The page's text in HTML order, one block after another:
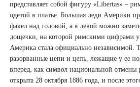
представляет собой фигуру «Libertas» –
одетой в платье. Большая леди Америки
факел над головой, а в левой можно
дощечки, на которой римскими цифрами
Америка стала официально независимой.
разорванные цепи и цепь, лежащие у ее
вперед, как символ национальной отмены
открыта 28 октября 1886 года, и после